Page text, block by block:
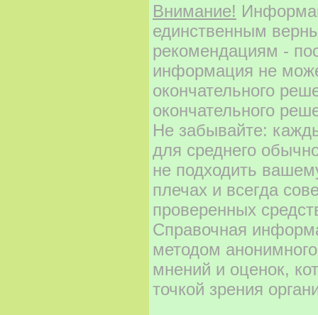
Внимание!
единственным
рекомендациям -
информация не
окончательного
окончательного
Не забывайте:
для среднего
не подходить
плечах и всегда
проверенных
Справочная
методом
мнений и оценок,
точкой зрения